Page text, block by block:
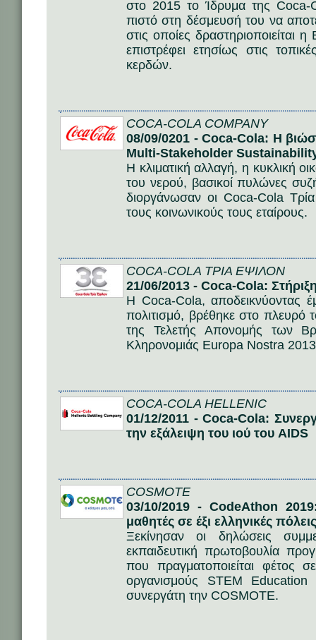
στο 2015 το Ίδρυμα της
πιστό στη δέσμευσή του να
στις οποίες δραστηριοποιείται
επιστρέφει ετησίως στις
κερδών.
COCA-COLA COMPANY
08/09/0201 - Coca-Cola: Η
Multi-Stakeholder
Η κλιματική αλλαγή, η κυκλική
του νερού, βασικοί πυλώνες
διοργάνωσαν οι Coca-Cola
τους κοινωνικούς τους εταίρους.
COCA-COLA ΤΡΙΑ ΕΨΙΛΟΝ
21/06/2013 - Coca-Cola:
Η Coca-Cola, αποδεικνύοντας
πολιτισμό, βρέθηκε στο πλευρό
της Τελετής Απονομής των
Κληρονομιάς Europa Nostra
COCA-COLA HELLENIC
01/12/2011 - Coca-Cola:
την εξάλειψη του ιού του AIDS
COSMOTE
03/10/2019 - CodeAthon
μαθητές σε έξι ελληνικές πόλεις
Ξεκίνησαν οι δηλώσεις
εκπαιδευτική πρωτοβουλία
που πραγματοποιείται φέτος
οργανισμούς STEM
συνεργάτη την COSMOTE.